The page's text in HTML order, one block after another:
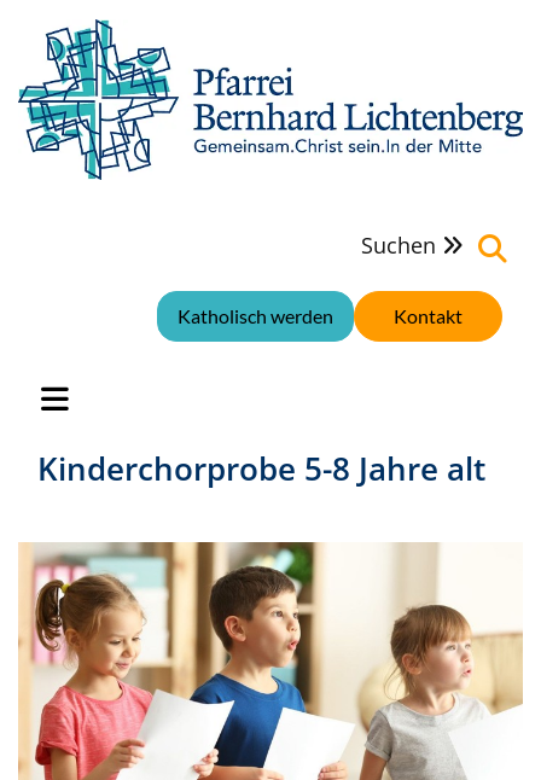
Suchen 
Kontakt
Katholisch werden
Kinderchorprobe 5-8 Jahre alt